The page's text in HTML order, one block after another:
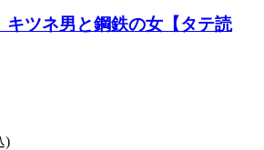
ツネ男と鋼鉄の女【タテ読
)